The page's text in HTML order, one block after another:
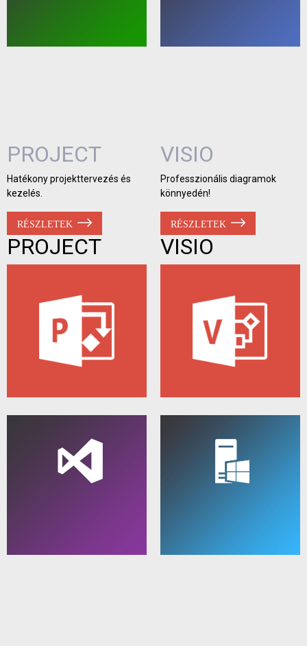
PROJECT
Hatékony projekttervezés és
kezelés.
RÉSZLETEK
PROJECT
VISIO
Professzionális diagramok
könnyedén!
RÉSZLETEK
VISIO